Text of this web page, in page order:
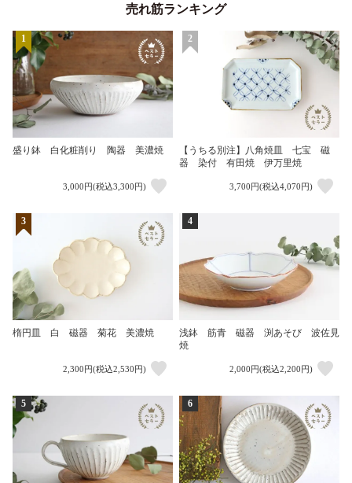
売れ筋ランキング
1
盛り鉢 白化粧削り 陶器 美濃焼
3,000円(税込3,300円)
2
【うちる別注】八角焼皿 七宝 磁
器 染付 有田焼 伊万里焼
3,700円(税込4,070円)
3
楕円皿 白 磁器 菊花 美濃焼
2,300円(税込2,530円)
4
浅鉢 筋青 磁器 渕あそび 波佐見
焼
2,000円(税込2,200円)
5 6